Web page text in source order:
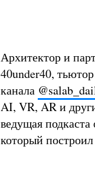
Архитектор и
40under40,
канала
AI, VR, AR и
ведущая
который построил